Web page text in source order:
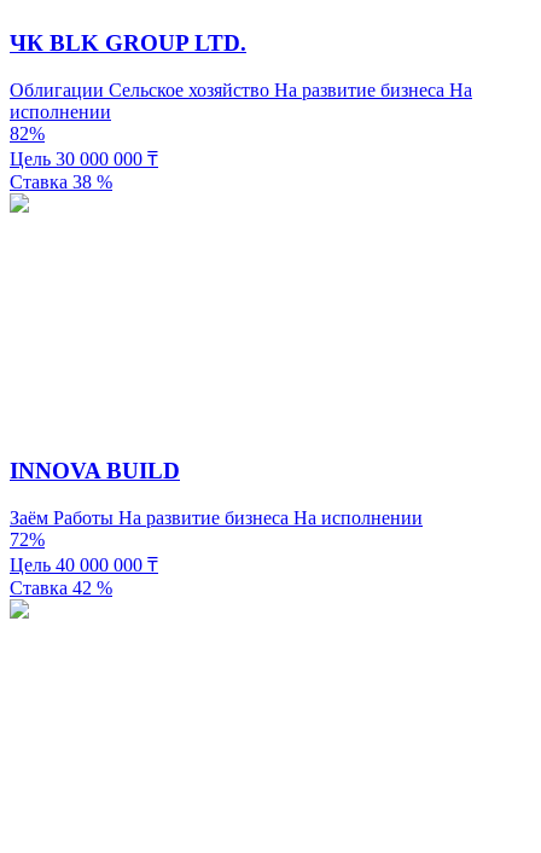
ЧК BLK GROUP LTD.
Облигации Сельское хозяйство На развитие бизнеса На
исполнении
82%
Цель 30 000 000 ₸
Ставка 38 %
INNOVA BUILD
Заём Работы На развитие бизнеса На исполнении
72%
Цель 40 000 000 ₸
Ставка 42 %